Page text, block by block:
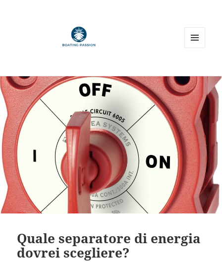
Quale separatore di energia
dovrei scegliere?